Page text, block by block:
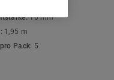
10 mm
1,95 m
Pack: 5